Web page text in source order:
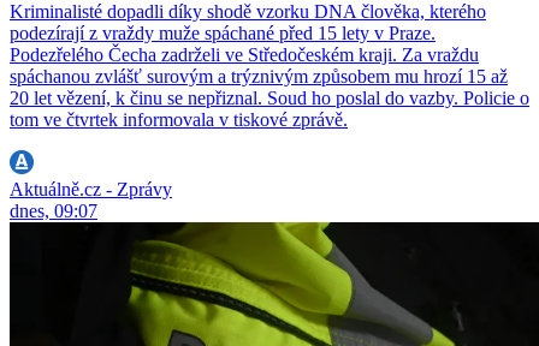
Kriminalisté dopadli díky shodě vzorku DNA člověka, kterého
podezírají z vraždy muže spáchané před 15 lety v Praze.
Podezřelého Čecha zadrželi ve Středočeském kraji. Za vraždu
spáchanou zvlášť surovým a trýznivým způsobem mu hrozí 15 až
20 let vězení, k činu se nepřiznal. Soud ho poslal do vazby. Policie o
tom ve čtvrtek informovala v tiskové zprávě.
Aktuálně.cz - Zprávy
dnes, 09:07